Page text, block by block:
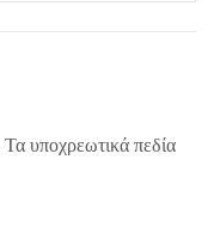
Τα υποχρεωτικά πεδία